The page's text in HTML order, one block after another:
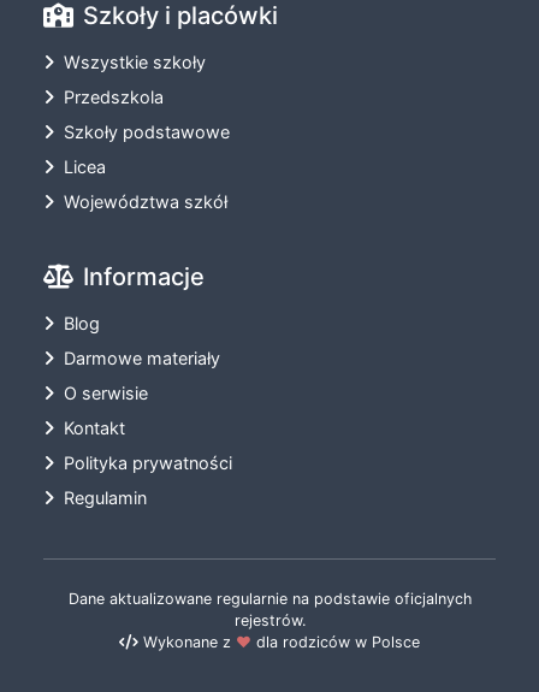
Szkoły i placówki
Wszystkie szkoły
Przedszkola
Szkoły podstawowe
Licea
Województwa szkół
Informacje
Blog
Darmowe materiały
O serwisie
Kontakt
Polityka prywatności
Regulamin
Dane aktualizowane regularnie na podstawie oficjalnych
rejestrów.
Wykonane z ❤️ dla rodziców w Polsce